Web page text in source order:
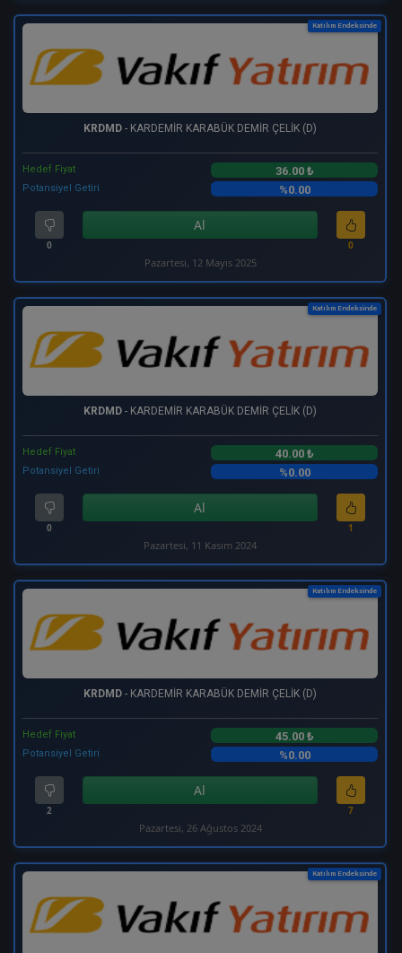
Katılım Endeksinde
KRDMD - KARDEMİR KARABÜK DEMİR ÇELİK (D)
Hedef Fiyat 36.00 ₺
Potansiyel Getiri %0.00
0
Al
0
Pazartesi, 12 Mayıs 2025
Katılım Endeksinde
KRDMD - KARDEMİR KARABÜK DEMİR ÇELİK (D)
Hedef Fiyat 40.00 ₺
Potansiyel Getiri %0.00
0
Al
1
Pazartesi, 11 Kasım 2024
Katılım Endeksinde
KRDMD - KARDEMİR KARABÜK DEMİR ÇELİK (D)
Hedef Fiyat 45.00 ₺
Potansiyel Getiri %0.00
2
Al
7
Pazartesi, 26 Ağustos 2024
Katılım Endeksinde